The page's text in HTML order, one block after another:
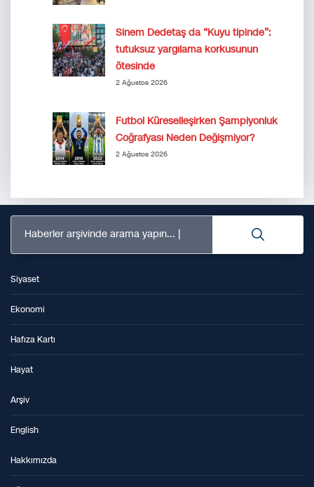
Sinem Dedetaş da “Kuyu tipinde”:
tutuksuz yargılama korkusunun
ötesinde
2 Ağustos 2026
Futbol Küreselleşirken Şampiyonluk
Coğrafyası Neden Değişmiyor?
2 Ağustos 2026
Haberler arşivinde arama yapın...
Siyaset
Ekonomi
Hafıza Kartı
Hayat
Arşiv
English
Hakkımızda